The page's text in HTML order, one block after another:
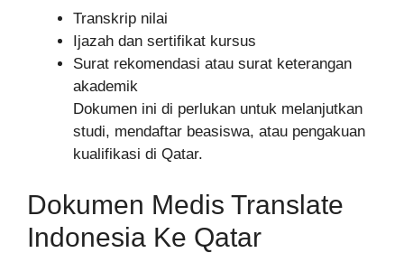
Transkrip nilai
Ijazah dan sertifikat kursus
Surat rekomendasi atau surat keterangan
akademik
Dokumen ini di perlukan untuk melanjutkan
studi, mendaftar beasiswa, atau pengakuan
kualifikasi di Qatar.
Dokumen Medis Translate
Indonesia Ke Qatar